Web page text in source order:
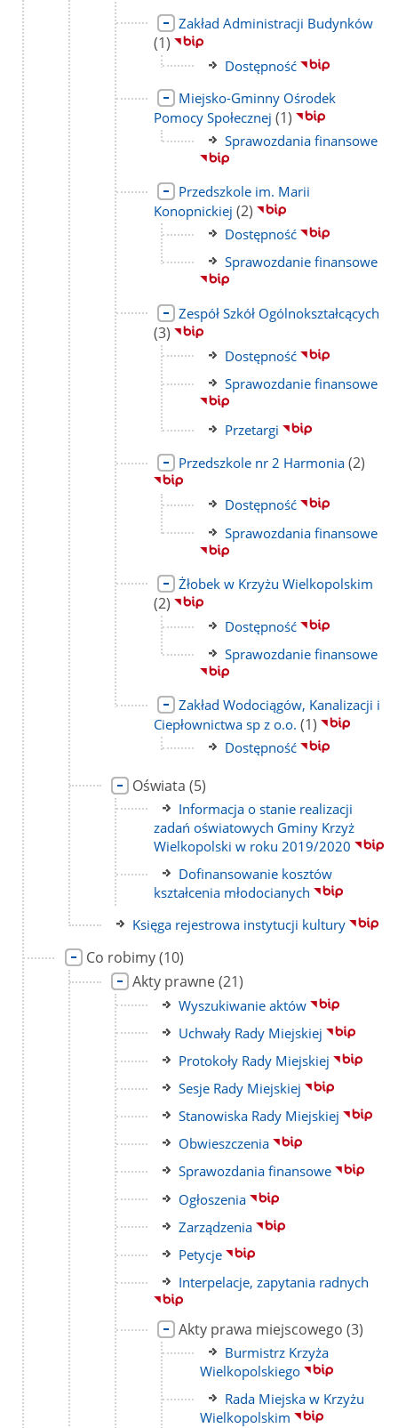
Link
do
strony
Zakład Administracji Budynków
(1)
Link
strony
Dostępność
Link
do
strony
Miejsko-Gminny Ośrodek
Pomocy Społecznej liczba
podstron
(1)
Link
do
Sprawozdania finansowe
Link
do
strony
Przedszkole im. Marii
Konopnickiej liczba
podstron
(2)
Link
strony
Dostępność
Link
do
Sprawozdanie finansowe
Link
do
strony
Zespół Szkół Ogólnokształcących
(3)
Link
strony
Dostępność
Link
do
Sprawozdanie finansowe
Link
strony
Przetargi
Link
do
strony
Przedszkole nr 2 Harmonia liczba
(2)
Link
strony
Dostępność
Link
do
Sprawozdania finansowe
Link
do
strony
Żłobek w Krzyżu Wielkopolskim
(2)
Link
strony
Dostępność
Link
do
Sprawozdanie finansowe
Link
do
strony
Zakład Wodociągów, Kanalizacji i
Ciepłownictwa sp z o.o. liczba
podstron
(1)
Link
Dostępność
Link
do
strony
Oświata liczba
podstron
(5)
Link
do
strony
Informacja o stanie realizacji
zadań oświatowych Gminy Krzyż
Wielkopolski w roku 2019/2020
Link
do
Dofinansowanie kosztów
kształcenia młodocianych
Link
strony
Księga rejestrowa instytucji kultury
Link
strony
Co robimy liczba
podstron
(10)
Link
do
Akty prawneliczba
podstron
(21)
Link
strony
Wyszukiwanie aktów
Link
strony
Uchwały Rady Miejskiej
Link
strony
Protokoły Rady Miejskiej
Link
strony
Sesje Rady Miejskiej
Link
do
strony
Stanowiska Rady Miejskiej
Link
strony
Obwieszczenia
Link
strony
Sprawozdania finansowe
Link
strony
Ogłoszenia
Link
strony
Zarządzenia
Link
strony
Petycje
Link
do
strony
Interpelacje, zapytania radnych
Link
do
strony
Akty prawa miejscowego liczba
(3)
Link
do
strony
Burmistrz Krzyża
Wielkopolskiego
Link
do
Rada Miejska w Krzyżu
Wielkopolskim